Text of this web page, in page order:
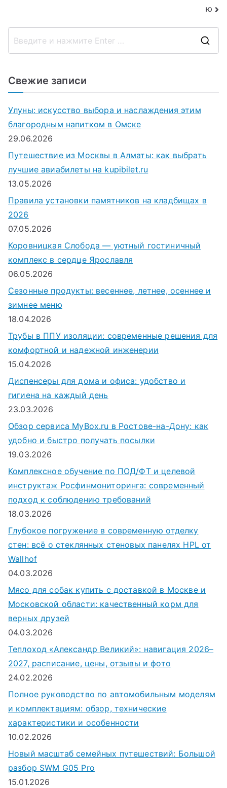
ю
Свежие записи
Улуны: искусство выбора и наслаждения этим
благородным напитком в Омске
29.06.2026
Путешествие из Москвы в Алматы: как выбрать
лучшие авиабилеты на kupibilet.ru
13.05.2026
Правила установки памятников на кладбищах в
2026
07.05.2026
Коровницкая Слобода — уютный гостиничный
комплекс в сердце Ярославля
06.05.2026
Сезонные продукты: весеннее, летнее, осеннее и
зимнее меню
18.04.2026
Трубы в ППУ изоляции: современные решения для
комфортной и надежной инженерии
15.04.2026
Диспенсеры для дома и офиса: удобство и
гигиена на каждый день
23.03.2026
Обзор сервиса MyBox.ru в Ростове-на-Дону: как
удобно и быстро получать посылки
19.03.2026
Комплексное обучение по ПОД/ФТ и целевой
инструктаж Росфинмониторинга: современный
подход к соблюдению требований
18.03.2026
Глубокое погружение в современную отделку
стен: всё о стеклянных стеновых панелях HPL от
Wallhof
04.03.2026
Мясо для собак купить с доставкой в Москве и
Московской области: качественный корм для
верных друзей
04.03.2026
Теплоход «Александр Великий»: навигация 2026–
2027, расписание, цены, отзывы и фото
24.02.2026
Полное руководство по автомобильным моделям
и комплектациям: обзор, технические
характеристики и особенности
10.02.2026
Новый масштаб семейных путешествий: Большой
разбор SWM G05 Pro
15.01.2026